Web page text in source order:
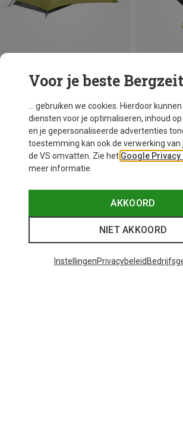
Je bespaart 14% Je bespaart
Voor je beste
... gebruiken we cookies. Hierdoor
diensten voor je optimaliseren, inhoud
en je gepersonaliseerde advertenties
toestemming kan ook de verwerking van
de VS omvatten. Zie het Google Privacy
meer informatie.
AKKOORD
NIET AKKOORD
InstellingenPrivacybeleid